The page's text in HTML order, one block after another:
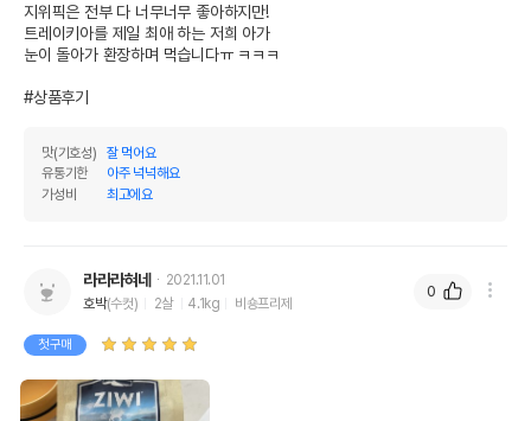
지위픽은 전부 다 너무너무 좋아하지만!
트레이키아를 제일 최애 하는 저희 아가
눈이 돌아가 환장하며 먹습니다ㅠ ㅋㅋㅋ
#상품후기
맛(기호성)
잘 먹어요
유통기한
아주 넉넉해요
가성비
최고에요
라라라혀네
2021.11.01
호박(수컷) 2살 4.1kg 비숑프리제
첫구매
0